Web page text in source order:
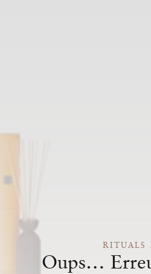
RITUALS
Oups…